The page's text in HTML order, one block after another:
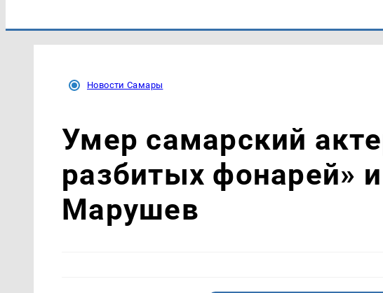
Новости Самары
Умер самарский
разбитых фонарей»
Марушев